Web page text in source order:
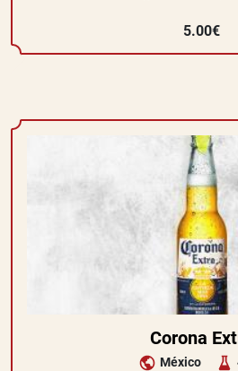
5.00€
Corona
México